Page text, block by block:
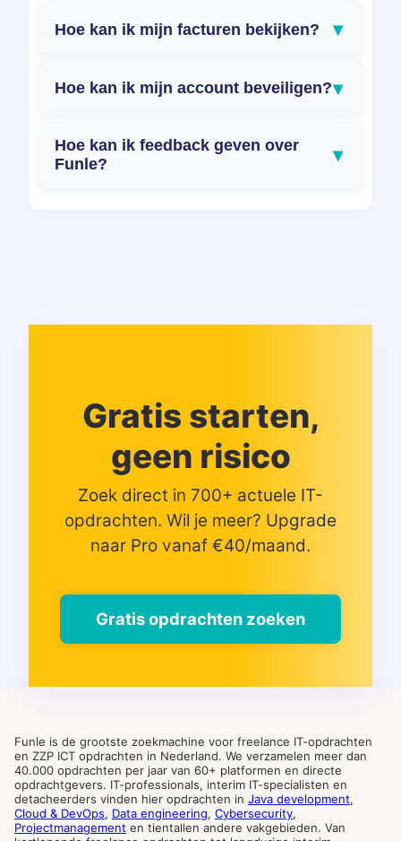
Hoe kan ik mijn facturen bekijken? ▾
Hoe kan ik mijn account beveiligen?▾
Hoe kan ik feedback geven over
Funle?
▾
Gratis starten,
geen risico
Zoek direct in 700+ actuele IT-
opdrachten. Wil je meer? Upgrade
naar Pro vanaf €40/maand.
Gratis opdrachten zoeken
Funle is de grootste zoekmachine voor freelance IT-opdrachten
en ZZP ICT opdrachten in Nederland. We verzamelen meer dan
40.000 opdrachten per jaar van 60+ platformen en directe
opdrachtgevers. IT-professionals, interim IT-specialisten en
detacheerders vinden hier opdrachten in Java development,
Cloud & DevOps, Data engineering, Cybersecurity,
Projectmanagement en tientallen andere vakgebieden. Van